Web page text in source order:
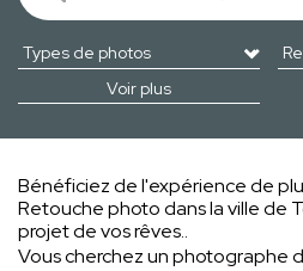
Voir plus
Bénéficiez de l'expérience de
Retouche photo dans la ville de
projet de vos rêves..
Vous cherchez un photographe